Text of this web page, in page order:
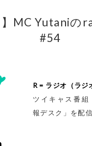
】MC Yutaniの
#54
R = ラジオ（ラジ
ツイキャス番
報デスク」を配